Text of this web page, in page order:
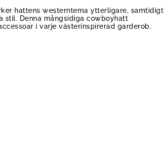
hattens westerntema ytterligare, samtidigt
stil. Denna mångsidiga cowboyhatt
i varje västerinspirerad garderob.